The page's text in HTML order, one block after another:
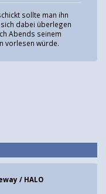
sollte man ihn
dabei überlegen
Abends seinem
vorlesen würde.
/ HALO